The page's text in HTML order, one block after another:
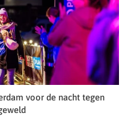
voor de nacht tegen